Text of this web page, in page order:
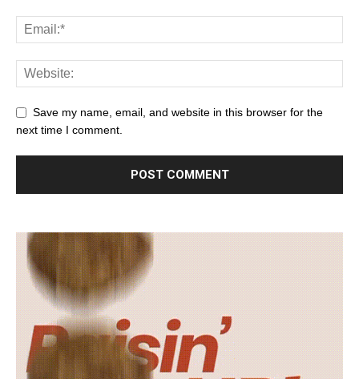
Save my name, email, and website in this browser for the
next time I comment.